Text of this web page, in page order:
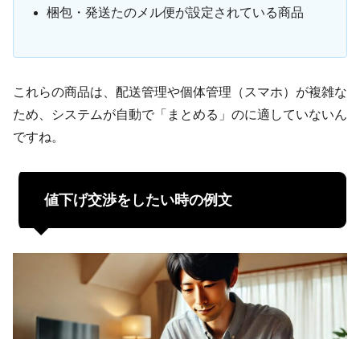
梱包・発送たのメル便が設定されている商品
これらの商品は、配送管理や個体管理（スマホ）が複雑な
ため、システムが自動で「まとめる」のに適していないん
ですね。
値下げ交渉をしたい時の例文